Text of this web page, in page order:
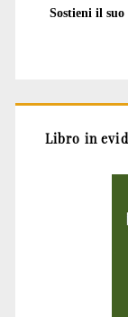
Sostieni il suo
Libro in